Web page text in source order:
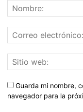
Guarda mi nombre,
navegador para la